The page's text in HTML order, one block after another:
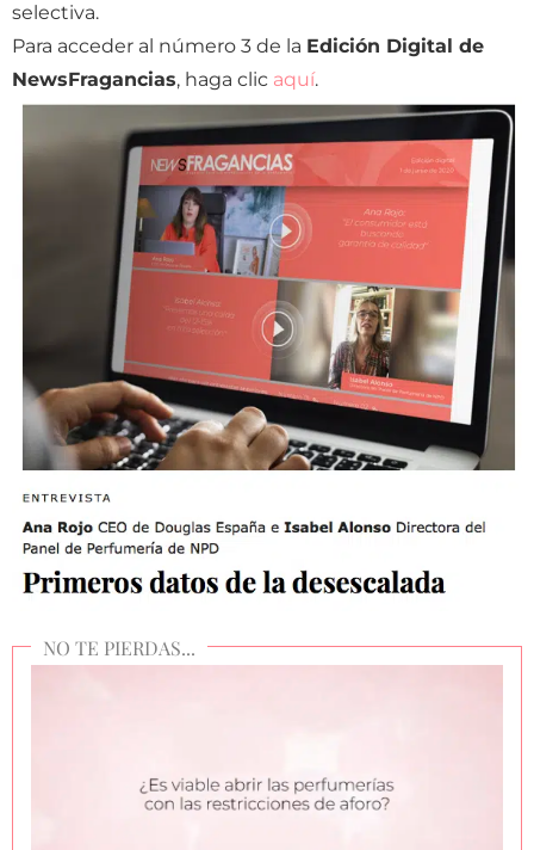
selectiva.
Para acceder al número 3 de la Edición Digital de
NewsFragancias, haga clic aquí.